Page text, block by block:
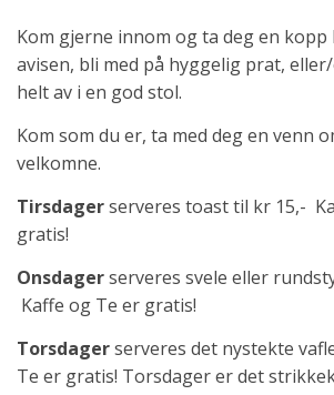
Kom gjerne innom og ta deg en kopp
avisen, bli med på hyggelig prat,
helt av i en god stol.
Kom som du er, ta med deg en venn
velkomne.
Tirsdagerserveres toast til kr 15,-
gratis!
Onsdagerserveres svele eller
Kaffe og Te er gratis!
Torsdagerserveres det nystekte
Te er gratis! Torsdager er det